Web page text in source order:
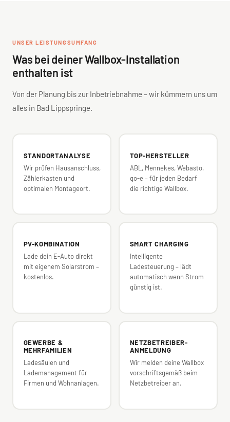
UNSER LEISTUNGSUMFANG
Was bei deiner Wallbox-Installation
enthalten ist
Von der Planung bis zur Inbetriebnahme – wir kümmern uns um
alles in Bad Lippspringe.
STANDORTANALYSE
Wir prüfen Hausanschluss,
Zählerkasten und
optimalen Montageort.
TOP-HERSTELLER
ABL, Mennekes, Webasto,
go-e – für jeden Bedarf
die richtige Wallbox.
PV-KOMBINATION
Lade dein E-Auto direkt
mit eigenem Solarstrom –
kostenlos.
SMART CHARGING
Intelligente
Ladesteuerung – lädt
automatisch wenn Strom
günstig ist.
GEWERBE &
MEHRFAMILIEN
Ladesäulen und
Lademanagement für
Firmen und Wohnanlagen.
NETZBETREIBER-
ANMELDUNG
Wir melden deine Wallbox
vorschriftsgemäß beim
Netzbetreiber an.